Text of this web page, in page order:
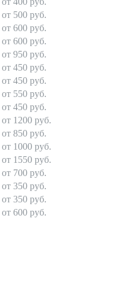
от 500 руб.
от 600 руб.
от 600 руб.
от 950 руб.
от 450 руб.
от 450 руб.
от 550 руб.
от 450 руб.
от 1200 руб.
от 850 руб.
от 1000 руб.
от 1550 руб.
от 700 руб.
от 350 руб.
от 350 руб.
от 600 руб.